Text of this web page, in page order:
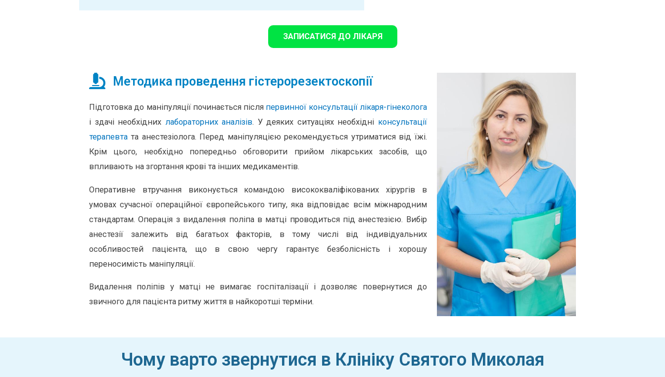
ЗАПИСАТИСЯ ДО ЛІКАРЯ
Методика проведення гістерорезектоскопії
Підготовка до маніпуляції починається після первинної консультації лікаря-гінеколога
і здачі необхідних лабораторних аналізів. У деяких ситуаціях необхідні консультації
терапевта та анестезіолога. Перед маніпуляцією рекомендується утриматися від їжі.
Крім цього, необхідно попередньо обговорити прийом лікарських засобів, що
впливають на згортання крові та інших медикаментів.
Оперативне втручання виконується командою висококваліфікованих хірургів в
умовах сучасної операційної європейського типу, яка відповідає всім міжнародним
стандартам.Операція з видалення поліпа в матці проводиться під анестезією. Вибір
анестезії залежить від багатьох факторів, в тому числі від індивідуальних
особливостей пацієнта, що в свою чергу гарантує безболісність і хорошу
переносимість маніпуляції.
Видалення поліпів у матці не вимагає госпіталізації і дозволяє повернутися до
звичного для пацієнта ритму життя в найкоротші терміни.
Чому варто звернутися в Клініку Святого Миколая